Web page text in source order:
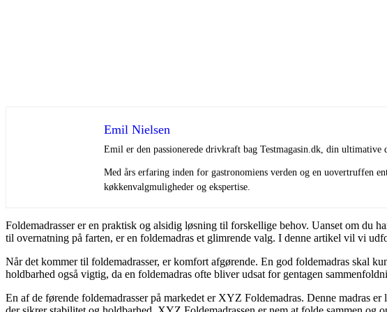
Emil Nielsen
Emil er den passionerede drivkraft bag Testmagasin.dk, din
Med års erfaring inden for gastronomiens verden og en uovertruffen
køkkenvalgmuligheder og ekspertise.
Foldemadrasser er en praktisk og alsidig løsning til forskellige behov. Uanset om du
til overnatning på farten, er en foldemadras et glimrende valg. I denne artikel vil vi
Når det kommer til foldemadrasser, er komfort afgørende. En god foldemadras skal
holdbarhed også vigtig, da en foldemadras ofte bliver udsat for gentagen
En af de førende foldemadrasser på markedet er XYZ Foldemadras. Denne madras